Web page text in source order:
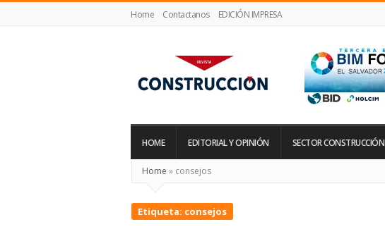
Home Contactanos EDICIÓN IMPRESA
Construcción
HOME EDITORIAL Y OPINIÓN SECTOR CONSTRUCCIÓN
Home » consejos
Etiqueta: consejos